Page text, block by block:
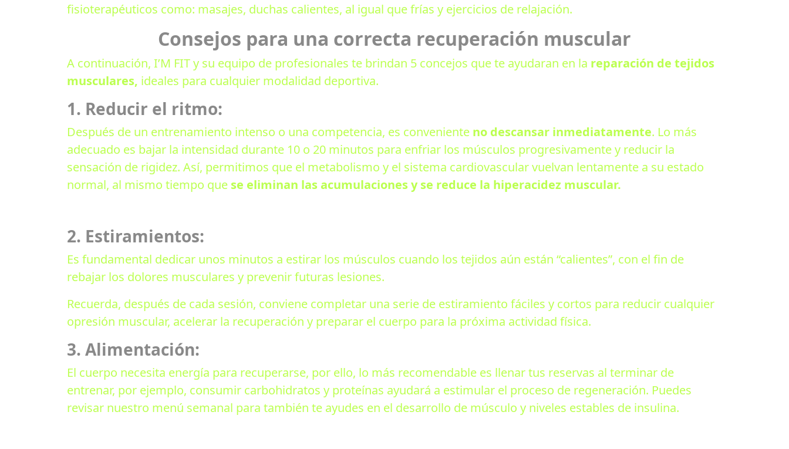
fisioterapéuticos como: masajes, duchas calientes, al igual que frías y ejercicios de relajación.
Consejos para una correcta recuperación muscular
A continuación, I’M FIT y su equipo de profesionales te brindan 5 concejos que te ayudaran en la reparación de tejidos
musculares, ideales para cualquier modalidad deportiva.
1. Reducir el ritmo:
Después de un entrenamiento intenso o una competencia, es conveniente no descansar inmediatamente. Lo más
adecuado es bajar la intensidad durante 10 o 20 minutos para enfriar los músculos progresivamente y reducir la
sensación de rigidez. Así, permitimos que el metabolismo y el sistema cardiovascular vuelvan lentamente a su estado
normal, al mismo tiempo que se eliminan las acumulaciones y se reduce la hiperacidez muscular.
2. Estiramientos:
Es fundamental dedicar unos minutos a estirar los músculos cuando los tejidos aún están “calientes”, con el fin de
rebajar los dolores musculares y prevenir futuras lesiones.
Recuerda, después de cada sesión, conviene completar una serie de estiramiento fáciles y cortos para reducir cualquier
opresión muscular, acelerar la recuperación y preparar el cuerpo para la próxima actividad física.
3. Alimentación:
El cuerpo necesita energía para recuperarse, por ello, lo más recomendable es llenar tus reservas al terminar de
entrenar, por ejemplo, consumir carbohidratos y proteínas ayudará a estimular el proceso de regeneración. Puedes
revisar nuestro menú semanal para también te ayudes en el desarrollo de músculo y niveles estables de insulina.